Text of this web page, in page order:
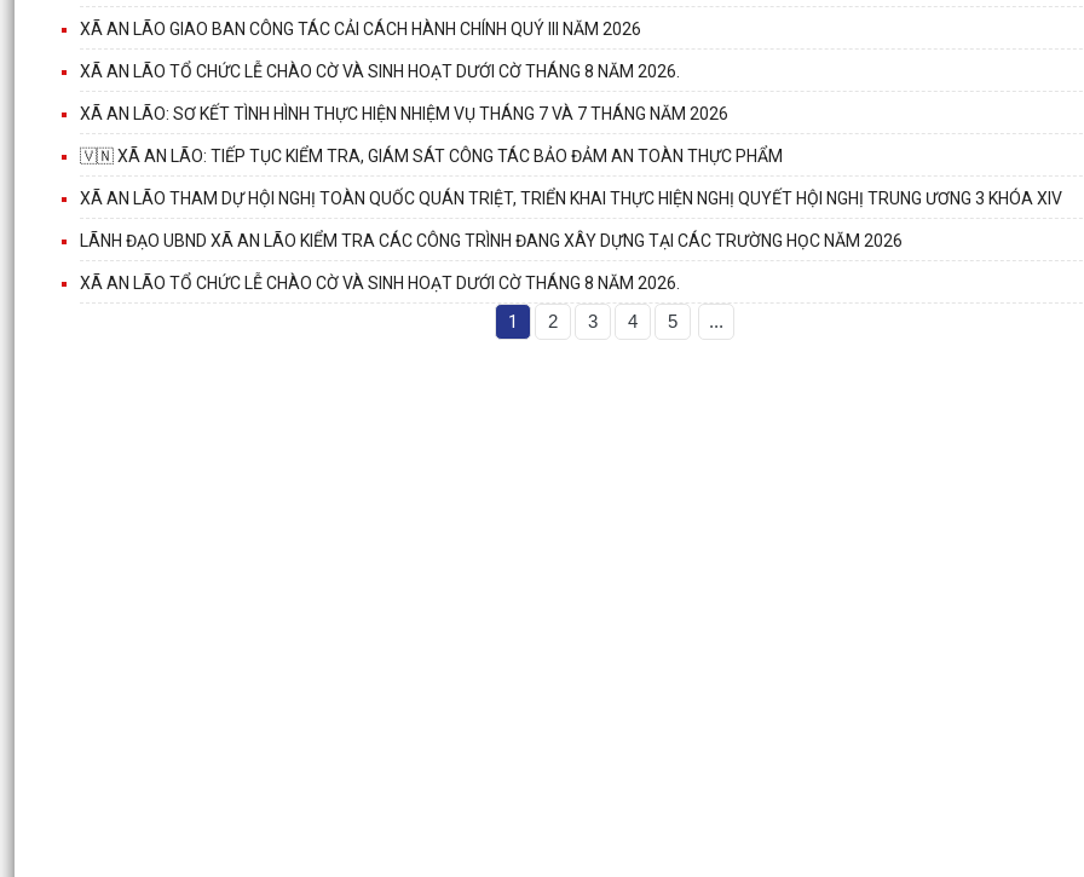
XÃ AN LÃO GIAO BAN CÔNG TÁC CẢI CÁCH HÀNH CHÍNH QUÝ III NĂM 2026
XÃ AN LÃO TỔ CHỨC LỄ CHÀO CỜ VÀ SINH HOẠT DƯỚI CỜ THÁNG 8 NĂM 2026.
XÃ AN LÃO: SƠ KẾT TÌNH HÌNH THỰC HIỆN NHIỆM VỤ THÁNG 7 VÀ 7 THÁNG NĂM 2026
🇻🇳 XÃ AN LÃO: TIẾP TỤC KIỂM TRA, GIÁM SÁT CÔNG TÁC BẢO ĐẢM AN TOÀN THỰC PHẨM
XÃ AN LÃO THAM DỰ HỘI NGHỊ TOÀN QUỐC QUÁN TRIỆT, TRIỂN KHAI THỰC HIỆN NGHỊ QUYẾT HỘI NGHỊ TRUNG ƯƠNG 3 KHÓA XIV
LÃNH ĐẠO UBND XÃ AN LÃO KIỂM TRA CÁC CÔNG TRÌNH ĐANG XÂY DỰNG TẠI CÁC TRƯỜNG HỌC NĂM 2026
XÃ AN LÃO TỔ CHỨC LỄ CHÀO CỜ VÀ SINH HOẠT DƯỚI CỜ THÁNG 8 NĂM 2026.
1 2 3 4 5 ...